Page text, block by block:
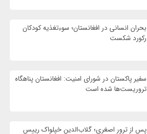
بحران انسانی در افغانستان؛ سوءتغذیه کودکان
رکورد شکست
سفیر پاکستان در شورای امنیت: افغانستان پناهگاه
تروریست‌ها شده است
پس از ترور اصغری؛ گلاب‌الدین خپلواک رییس